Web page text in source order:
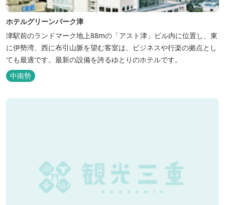
ホテルグリーンパーク津
津駅前のランドマーク地上88mの「アスト津」ビル内に位置し、東
に伊勢湾、西に布引山脈を望む客室は、ビジネスや行楽の拠点とし
ても最適です。最新の設備を誇るゆとりのホテルです。
中南勢